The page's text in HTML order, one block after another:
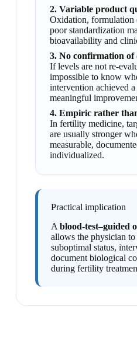
2. Variable product
Oxidation, formulation
poor standardization
bioavailability and
3. No confirmation of
If levels are not re-
impossible to know
intervention achieved
meaningful
4. Empiric rather
In fertility medicine,
are usually stronger
measurable,
individualized.
Practical implication
A blood-test–guided
allows the physician
suboptimal status,
document biological
during fertility